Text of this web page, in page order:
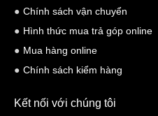
Củ loa Treble:
1.4-inch
Chính sách vận chuyển
Hình thức mua trả góp online
Mua hàng online
Chính sách kiểm hàng
Kết nối với chúng tôi